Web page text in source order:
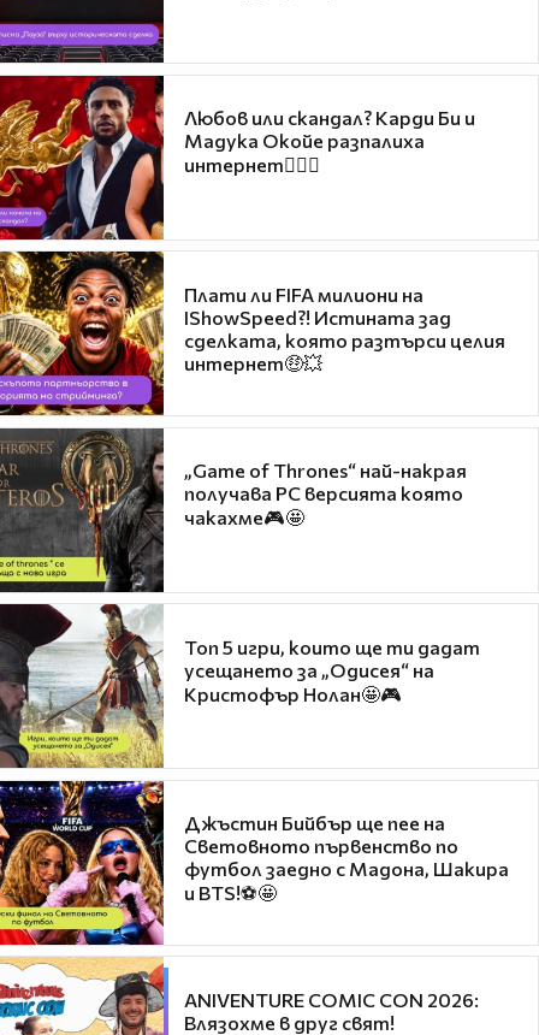
Любов или скандал? Карди Би и
Мадука Окойе разпалиха
интернет❤️‍🔥🔥
Плати ли FIFA милиони на
IShowSpeed?! Истината зад
сделката, която разтърси целия
интернет🤑💥
„Game of Thrones“ най-накрая
получава PC версията която
чакахме🎮🤩
Топ 5 игри, които ще ти дадат
усещането за „Одисея“ на
Кристофър Нолан🤩🎮
Джъстин Бийбър ще пее на
Световното първенство по
футбол заедно с Мадона, Шакира
и BTS!⚽🤩
ANIVENTURE COMIC CON 2026:
Влязохме в друг свят!